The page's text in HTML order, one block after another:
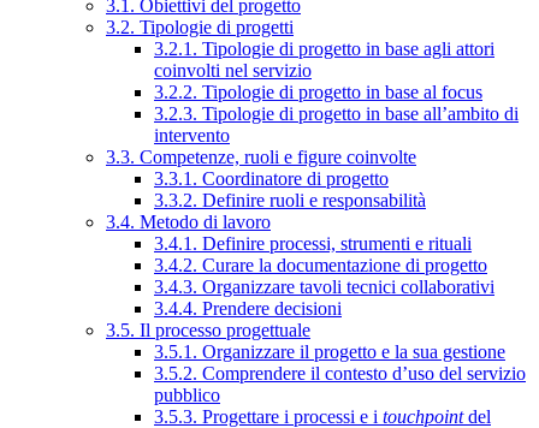
3.1. Obiettivi del progetto
3.2. Tipologie di progetti
3.2.1. Tipologie di progetto in base agli attori
coinvolti nel servizio
3.2.2. Tipologie di progetto in base al focus
3.2.3. Tipologie di progetto in base all’ambito di
intervento
3.3. Competenze, ruoli e figure coinvolte
3.3.1. Coordinatore di progetto
3.3.2. Definire ruoli e responsabilità
3.4. Metodo di lavoro
3.4.1. Definire processi, strumenti e rituali
3.4.2. Curare la documentazione di progetto
3.4.3. Organizzare tavoli tecnici collaborativi
3.4.4. Prendere decisioni
3.5. Il processo progettuale
3.5.1. Organizzare il progetto e la sua gestione
3.5.2. Comprendere il contesto d’uso del servizio
pubblico
3.5.3. Progettare i processi e i touchpointdel